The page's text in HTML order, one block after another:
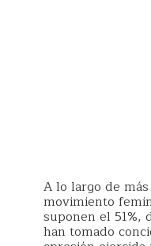
A lo largo de
movimiento
suponen el 51%,
han tomado